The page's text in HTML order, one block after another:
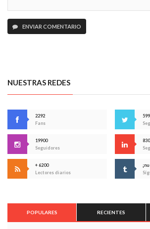
ENVIAR COMENTARIO
NUESTRAS REDES
2292
Fans
19900
Seguidores
830
+ 6200
Lectores diarios
POPULARES RECIENTES